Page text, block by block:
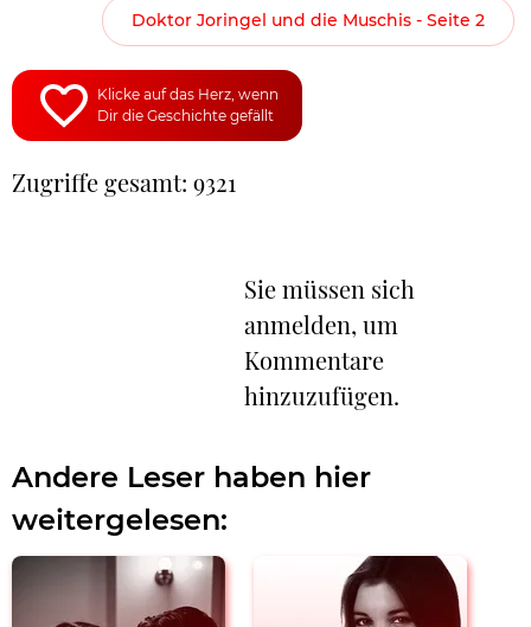
Doktor Joringel und die Muschis - Seite 2
Klicke auf das Herz, wenn
Dir die Geschichte gefällt
Zugriffe gesamt: 9321
Sie müssen sich
anmelden, um
Kommentare
hinzuzufügen.
Andere Leser haben hier
weitergelesen: